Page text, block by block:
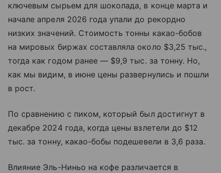
ключевым сырьем для шоколада, в конце марта и
начале апреля 2026 года упали до рекордно
низких значений. Стоимость тонны какао-бобов
на мировых биржах составляла около $3,25 тыс.,
тогда как годом ранее — $9,9 тыс. за тонну. Но,
как мы видим, в июне цены развернулись и пошли
в рост.
По сравнению с пиком, который был достигнут в
декабре 2024 года, когда цены взлетели до $12
тыс. за тонну, какао-бобы подешевели в 3,6 раза.
Влияние Эль-Ниньо на кофе различается в